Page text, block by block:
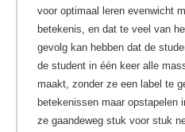
voor optimaal leren evenwicht
betekenis, en dat te veel van
gevolg kan hebben dat de
de student in één keer alle
maakt, zonder ze een label te
betekenissen maar
ze gaandeweg stuk voor stuk